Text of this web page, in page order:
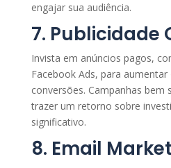
engajar sua audiência.
7. Publicidade
Invista em anúncios pagos,
Facebook Ads, para aumentar
conversões. Campanhas bem
trazer um retorno sobre
significativo.
8. Email